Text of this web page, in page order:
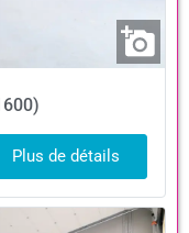
Plus de détails